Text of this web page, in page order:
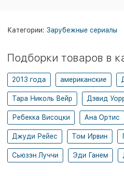
Категории: Зарубежные сериалы
Подборки товаров в
2013 года американские
Тара Николь Вейр Дэвид
Ребекка Висоцки Ана Ортис
Джуди Рейес Том Ирвин
Сьюзэн Луччи Эди Ганем